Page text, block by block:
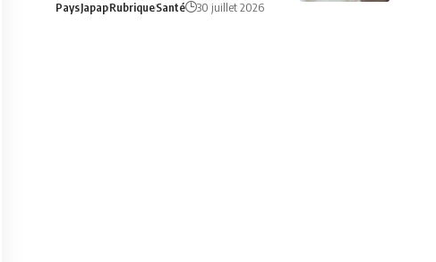
PaysJapapRubriqueSanté 30 juillet 2026